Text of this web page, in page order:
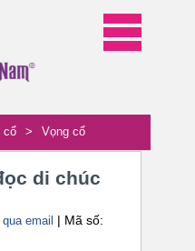
cổ > Vọng cổ
di chúc
email | Mã số: